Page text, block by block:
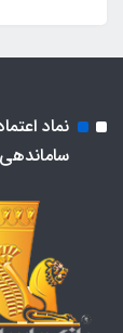
نماد
ساماندهی